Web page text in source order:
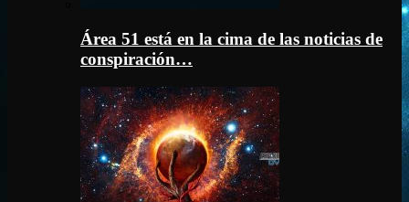
Área 51 está en la cima de las noticias de
conspiración…